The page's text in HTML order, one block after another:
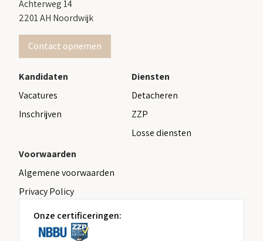
Achterweg 14
2201 AH Noordwijk
Contact opnemen
Kandidaten
Vacatures
Inschrijven
Diensten
Detacheren
ZZP
Losse diensten
Voorwaarden
Algemene voorwaarden
Privacy Policy
Onze certificeringen: